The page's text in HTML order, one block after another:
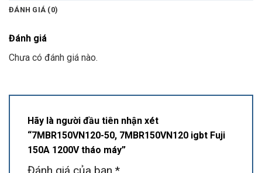
ĐÁNH GIÁ (0)
Đánh giá
Chưa có đánh giá nào.
Hãy là người đầu tiên nhận xét
“7MBR150VN120-50, 7MBR150VN120 igbt Fuji
150A 1200V tháo máy”